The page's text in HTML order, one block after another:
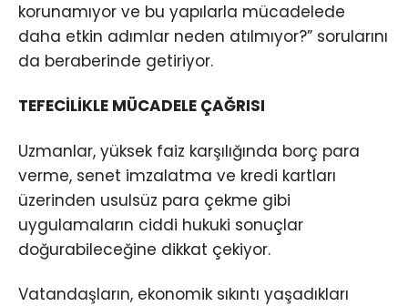
korunamıyor ve bu yapılarla mücadelede
daha etkin adımlar neden atılmıyor?” sorularını
da beraberinde getiriyor.
TEFECİLİKLE MÜCADELE ÇAĞRISI
Uzmanlar, yüksek faiz karşılığında borç para
verme, senet imzalatma ve kredi kartları
üzerinden usulsüz para çekme gibi
uygulamaların ciddi hukuki sonuçlar
doğurabileceğine dikkat çekiyor.
Vatandaşların, ekonomik sıkıntı yaşadıkları